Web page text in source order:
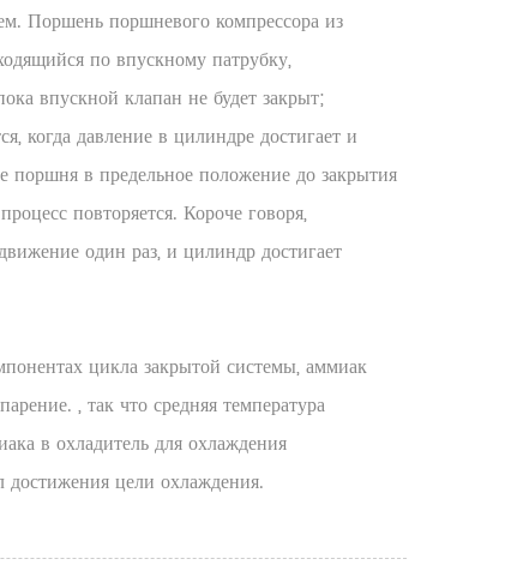
Поршень поршневого компрессора из
по впускному патрубку,
впускной клапан не будет закрыт;
когда давление в цилиндре достигает и
поршня в предельное положение до закрытия
повторяется. Короче говоря,
один раз, и цилиндр достигает
цикла закрытой системы, аммиак
, так что средняя температура
в охладитель для охлаждения
достижения цели охлаждения.